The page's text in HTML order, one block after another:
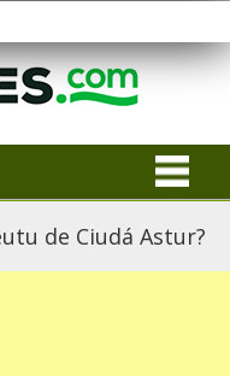
de Ciudá Astur?